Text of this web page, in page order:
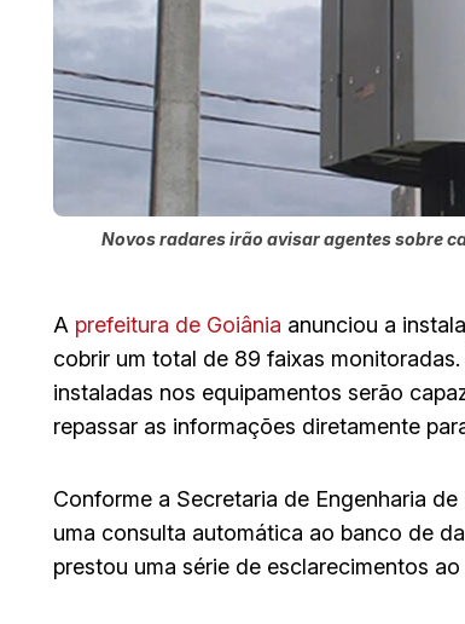
Novos radares irão avisar agentes sobre
A prefeitura de Goiânia anunciou a
cobrir um total de 89 faixas
instaladas nos equipamentos serão
repassar as informações diretamente
Conforme a Secretaria de Engenharia
uma consulta automática ao banco de
prestou uma série de esclarecimentos ao